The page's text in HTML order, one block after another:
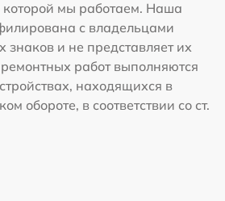
которой мы работаем. Наша
с владельцами
знаков и не представляет их
работ выполняются
находящихся в
обороте, в соответствии со ст.